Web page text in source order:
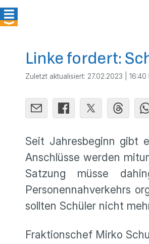
Linke fordert:
Zuletzt aktualisiert: 27.02.2023 | 16:40
Seit Jahresbeginn gibt
Anschlüsse werden
Satzung müsse
Personennahverkehrs
sollten Schüler nicht
Fraktionschef Mirko